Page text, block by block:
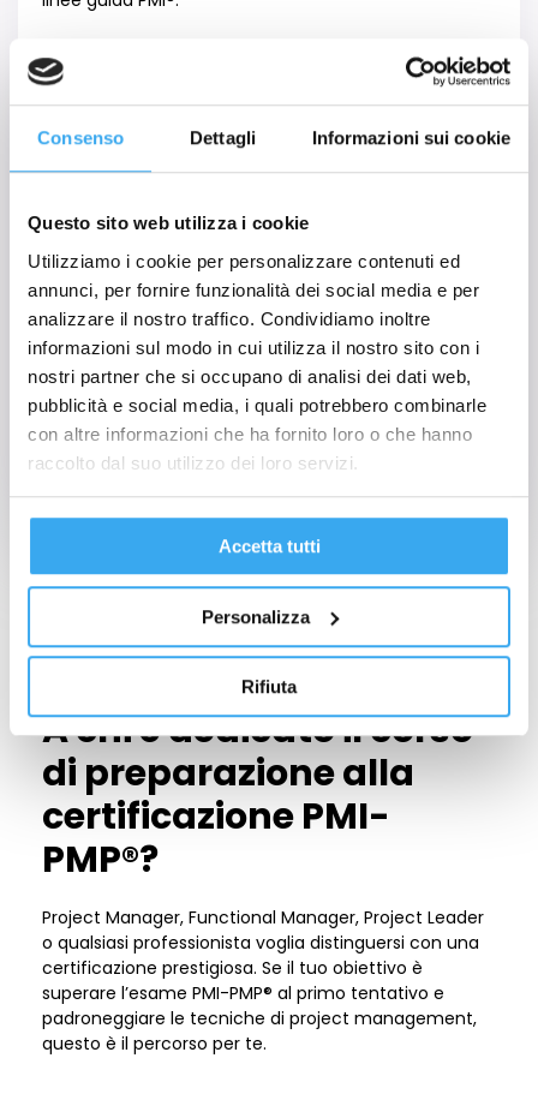
Consenso Dettagli Informazioni sui cookie
Questo sito web utilizza i cookie
Utilizziamo i cookie per personalizzare contenuti ed
annunci, per fornire funzionalità dei social media e per
analizzare il nostro traffico. Condividiamo inoltre
informazioni sul modo in cui utilizza il nostro sito con i
nostri partner che si occupano di analisi dei dati web,
pubblicità e social media, i quali potrebbero combinarle
con altre informazioni che ha fornito loro o che hanno
raccolto dal suo utilizzo dei loro servizi.
Accetta tutti
Personalizza
Rifiuta
online di 2 ore con un Instructor certificato PMP®,
dedicata all’orientamento e alla revisione
delle experience professionali secondo gli standard
PMI®.
resta in capo al candidato.
Il servizio è
attivabile dopo la conclusione del
percorso formativo su richiesta.
Costo:€250+IVA
N.B.:Il servizio non costituisce garanzia di eligibility, di
approvazione dell’application o di superamento
della valutazione delle candidature e delle eventuali
procedure di audit.
IN SINTESI
Informazioni utili
A chi è dedicato il corso
di preparazione alla
certificazione PMI-
PMP®?
Project Manager, Functional Manager, Project Leader
o qualsiasi professionista voglia distinguersi con una
certificazione prestigiosa. Se il tuo obiettivo è
superare l’esame PMI-PMP® al primo tentativo e
padroneggiare le tecniche di project management,
questo è il percorso per te.